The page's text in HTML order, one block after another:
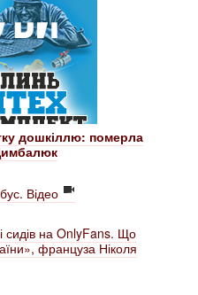
дошкіллю: померла
Відео
сидів на OnlyFans. Що
француза Ніколя